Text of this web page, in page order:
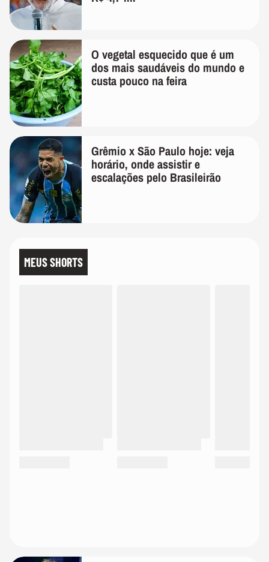
O vegetal esquecido que é um
dos mais saudáveis do mundo e
custa pouco na feira
Grêmio x São Paulo hoje: veja
horário, onde assistir e
escalações pelo Brasileirão
MEUS SHORTS